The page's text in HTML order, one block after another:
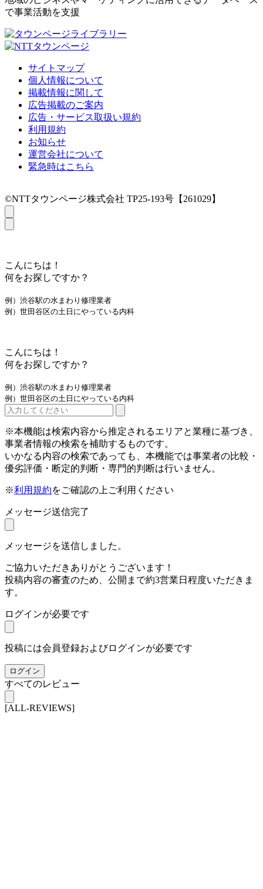
で事業活動を支援
サイトマップ
個人情報について
掲載情報に関して
広告掲載のご案内
広告・サービス取扱い規約
利用規約
お知らせ
運営会社について
緊急時はこちら
©NTTタウンページ株式会社 TP25-193号【261029】
こんにちは！
何をお探しですか？
例）渋谷駅の水まわり修理業者
例）世田谷区の土日にやっている内科
こんにちは！
何をお探しですか？
例）渋谷駅の水まわり修理業者
例）世田谷区の土日にやっている内科
※本機能は検索内容から推定されるエリアと業種に基づき、
事業者情報の検索を補助するものです。
いかなる内容の検索であっても、本機能では事業者の比較・
優劣評価・断定的判断・専門的判断は行いません。
※利用規約をご確認の上ご利用ください
メッセージ送信完了
メッセージを送信しました。
ご協力いただきありがとうございます！
投稿内容の審査のため、公開まで約3営業日程度いただきま
す。
ログインが必要です
投稿には会員登録およびログインが必要です
ログイン
すべてのレビュー
[ALL-REVIEWS]